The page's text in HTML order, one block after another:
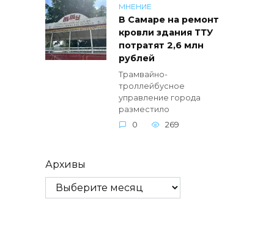
МНЕНИЕ
В Самаре на ремонт
кровли здания ТТУ
потратят 2,6 млн
рублей
Трамвайно-
троллейбусное
управление города
разместило
0
269
Архивы